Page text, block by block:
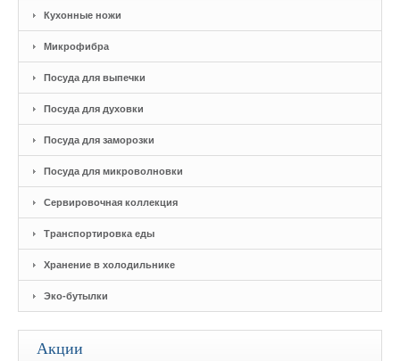
Кухонные ножи
Микрофибра
Посуда для выпечки
Посуда для духовки
Посуда для заморозки
Посуда для микроволновки
Сервировочная коллекция
Транспортировка еды
Хранение в холодильнике
Эко-бутылки
Акции